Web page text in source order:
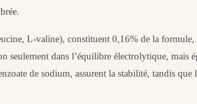
L-valine), constituent 0,16% de la
seulement dans l’équilibre électrolytique, mais
de sodium, assurent la stabilité, tandis que